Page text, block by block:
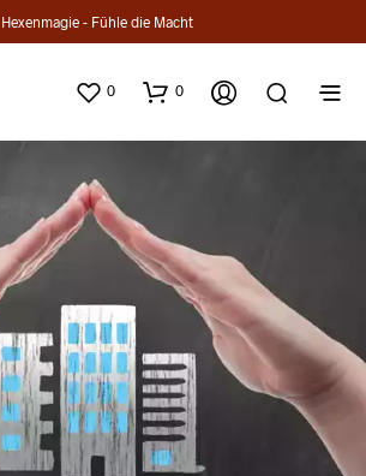
Hexenmagie - Fühle die Macht
0 0